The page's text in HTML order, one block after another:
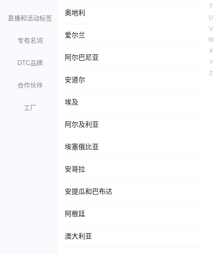
直播和活动标签
专有名词
DTC品牌
合作伙伴
工厂
奥地利
爱尔兰
阿尔巴尼亚
安道尔
埃及
阿尔及利亚
埃塞俄比亚
安哥拉
安提瓜和巴布达
阿根廷
澳大利亚
T
U
V
W
X
Y
Z